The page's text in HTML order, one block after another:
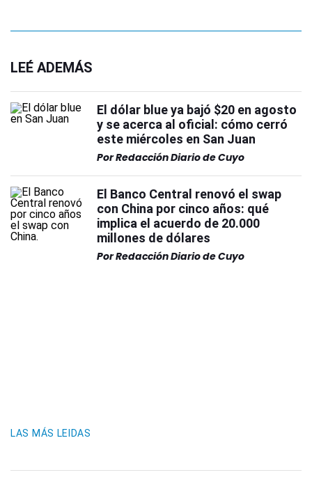
LEÉ ADEMÁS
El dólar blue ya bajó $20 en agosto
y se acerca al oficial: cómo cerró
este miércoles en San Juan
PorRedacción Diario de Cuyo
El Banco Central renovó el swap
con China por cinco años: qué
implica el acuerdo de 20.000
millones de dólares
PorRedacción Diario de Cuyo
LAS MÁS LEIDAS